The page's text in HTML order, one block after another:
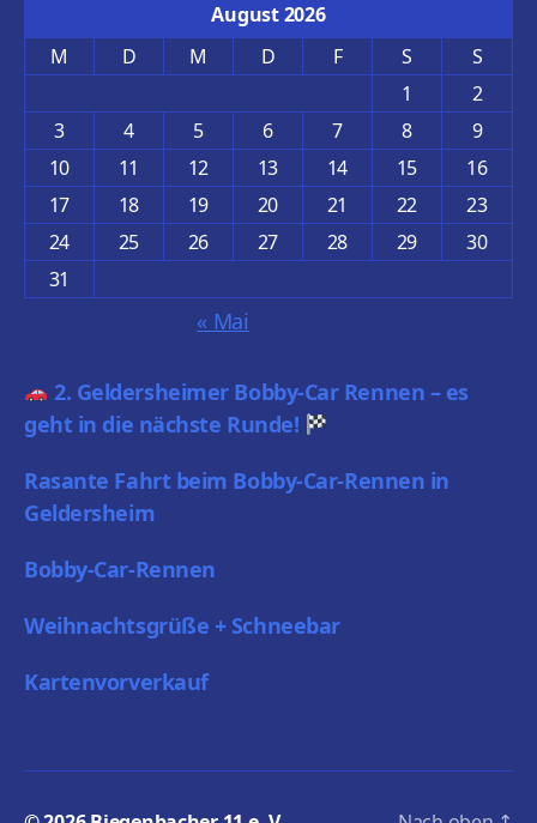
August 2026
M
D M D F S
S
1
2
3
4 5 6 7 8
9
10
11 12 13 14 15
16
17
18 19 20 21 22
23
24
25 26 27 28 29
30
31
« Mai
2. Geldersheimer Bobby-Car Rennen – es
geht in die nächste Runde!
Rasante Fahrt beim Bobby-Car-Rennen in
Geldersheim
Bobby-Car-Rennen
Weihnachtsgrüße + Schneebar
Kartenvorverkauf